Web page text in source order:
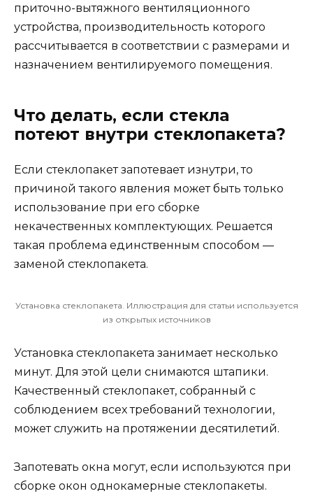
приточно-вытяжного вентиляционного
устройства, производительность которого
рассчитывается в соответствии с размерами и
назначением вентилируемого помещения.
Что делать, если стекла
потеют внутри стеклопакета?
Если стеклопакет запотевает изнутри, то
причиной такого явления может быть только
использование при его сборке
некачественных комплектующих. Решается
такая проблема единственным способом —
заменой стеклопакета.
Установка стеклопакета. Иллюстрация для статьи используется
из открытых источников
Установка стеклопакета занимает несколько
минут. Для этой цели снимаются штапики.
Качественный стеклопакет, собранный с
соблюдением всех требований технологии,
может служить на протяжении десятилетий.
Запотевать окна могут, если используются при
сборке окон однокамерные стеклопакеты.